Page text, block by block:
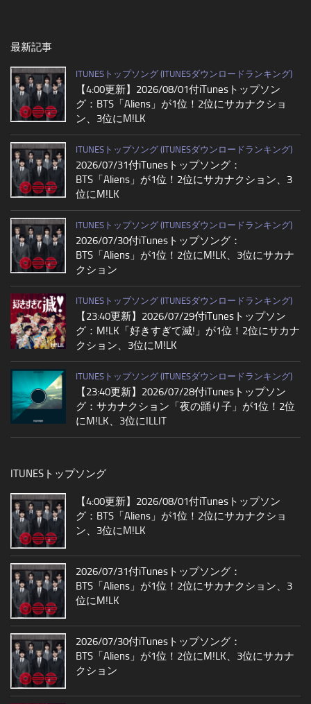
最新記事
ITUNESトップソング (ITUNESダウンロードランキング)
【4:00更新】2026/08/01付iTunesトップソン
グ：BTS「Aliens」が1位！2位にサカナクショ
ン、3位にM!LK
ITUNESトップソング (ITUNESダウンロードランキング)
2026/07/31付iTunesトップソング：
BTS「Aliens」が1位！2位にサカナクション、3
位にM!LK
ITUNESトップソング (ITUNESダウンロードランキング)
2026/07/30付iTunesトップソング：
BTS「Aliens」が1位！2位にM!LK、3位にサカナ
クション
ITUNESトップソング (ITUNESダウンロードランキング)
【23:40更新】2026/07/29付iTunesトップソン
グ：M!LK「好きすぎて滅!」が1位！2位にサカナ
クション、3位にM!LK
ITUNESトップソング (ITUNESダウンロードランキング)
【23:40更新】2026/07/28付iTunesトップソン
グ：サカナクション「夜の踊り子」が1位！2位
にM!LK、3位にILLIT
ITUNESトップソング
【4:00更新】2026/08/01付iTunesトップソン
グ：BTS「Aliens」が1位！2位にサカナクショ
ン、3位にM!LK
2026/07/31付iTunesトップソング：
BTS「Aliens」が1位！2位にサカナクション、3
位にM!LK
2026/07/30付iTunesトップソング：
BTS「Aliens」が1位！2位にM!LK、3位にサカナ
クション